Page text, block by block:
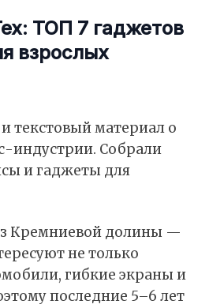
ТОП 7 гаджетов
взрослых
текстовый материал о
индустрии. Собрали
и гаджеты для
Кремниевой долины —
не только
гибкие экраны и
последние 5–6 лет